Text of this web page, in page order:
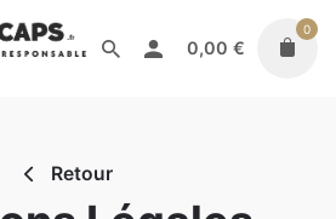
0,00 €
0
Retour